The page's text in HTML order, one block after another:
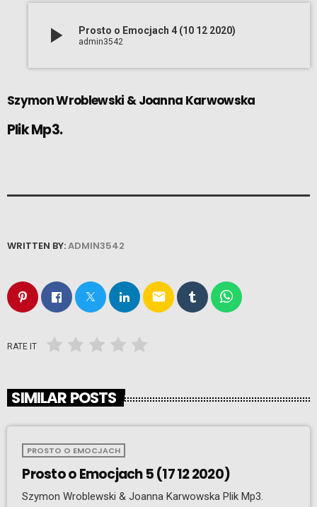
play_arrow Prosto o Emocjach 4 (10 12 2020)
admin3542
Szymon Wroblewski &Joanna Karwowska
Plik Mp3.
WRITTEN BY:ADMIN3542
email
RATE IT
SIMILAR POSTS
PROSTO O EMOCJACH
Prosto o Emocjach 5 (17 12 2020)
Szymon Wroblewski & Joanna Karwowska Plik Mp3.